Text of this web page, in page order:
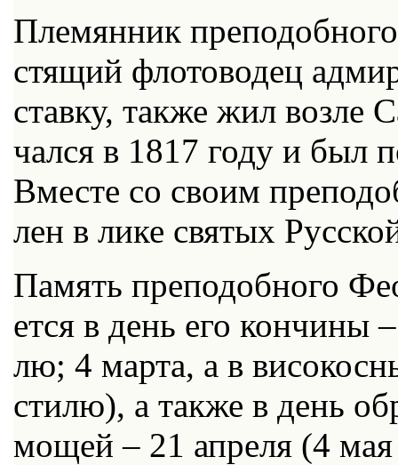
Пле­мян­ник
стя­щий фло­то­во­дец
став­ку, так­же жил воз­ле
чал­ся в 1817 го­ду и был
Вме­сте со сво­им
лен в ли­ке свя­тых
Па­мять пре­по­доб­но­го
ет­ся в день его кон­чи­ны
лю; 4 мар­та, а в
сти­лю), а так­же в день
мо­щей – 21 ап­ре­ля (4 мая